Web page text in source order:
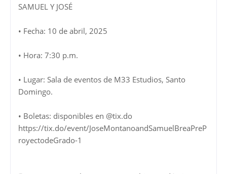
SAMUEL Y JOSÉ
• Fecha: 10 de abril, 2025
• Hora: 7:30 p.m.
• Lugar: Sala de eventos de M33 Estudios, Santo
Domingo.
• Boletas: disponibles en @tix.do
https://tix.do/event/JoseMontanoandSamuelBreaPreP
royectodeGrado-1